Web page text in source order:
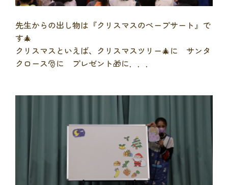
先生からの出し物は『クリスマスのペープサート』で
す🎄
クリスマスといえば、クリスマスツリー🎄に サンタ
クロース🎅に プレゼント🎁に．．．